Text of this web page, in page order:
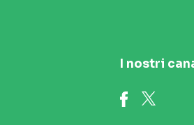
I nostri